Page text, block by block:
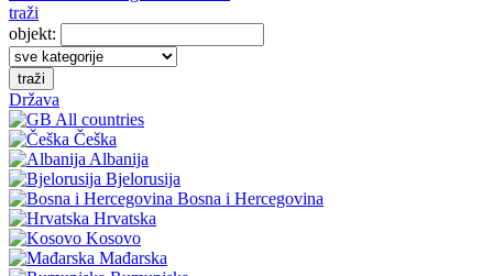
traži
objekt:
traži
Država
All countries
Češka
Albanija
Bjelorusija
Bosna i Hercegovina
Hrvatska
Kosovo
Mađarska